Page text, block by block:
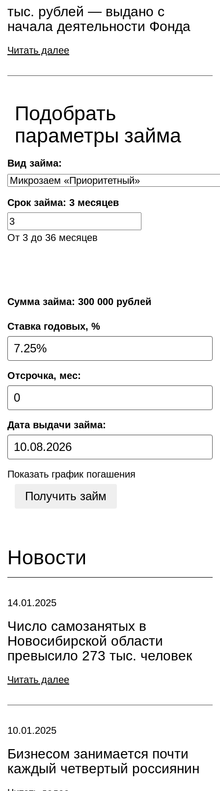
тыс. рублей ― выдано с
начала деятельности Фонда
Читать далее
Подобрать
параметры займа
Вид займа:
Срок займа: 3 месяцев
От 3 до 36 месяцев
Сумма займа: 300 000 рублей
Cтавка годовых, %
Отсрочка, мес:
Дата выдачи займа:
Показать график погашения
Получить займ
Новости
14.01.2025
Число самозанятых в
Новосибирской области
превысило 273 тыс. человек
Читать далее
10.01.2025
Бизнесом занимается почти
каждый четвертый россиянин